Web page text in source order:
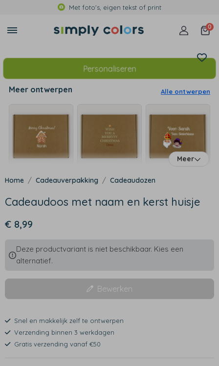
Met foto's, eigen tekst of print
0
Personaliseren
Meer ontwerpen Alle ontwerpen
Meer
Cadeauverpakking Cadeaudozen
Cadeaudoos met naam en kerst huisje
€ 8,99
Deze productvariant is niet beschikbaar. Kies een
alternatief.
Bewerken
Snel en makkelijk zelf te ontwerpen
Verzending binnen 3 werkdagen
Gratis verzending vanaf €50